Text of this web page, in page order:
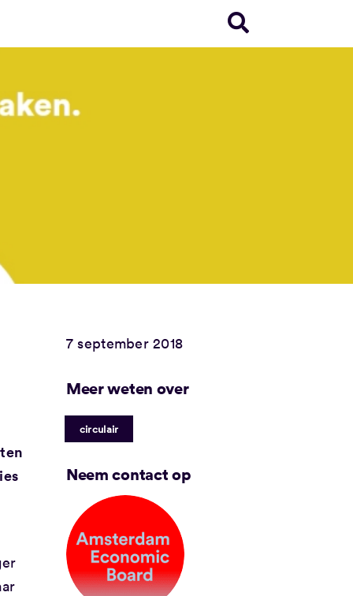
7 september 2018
Meer weten over
circulair
Neem contact op